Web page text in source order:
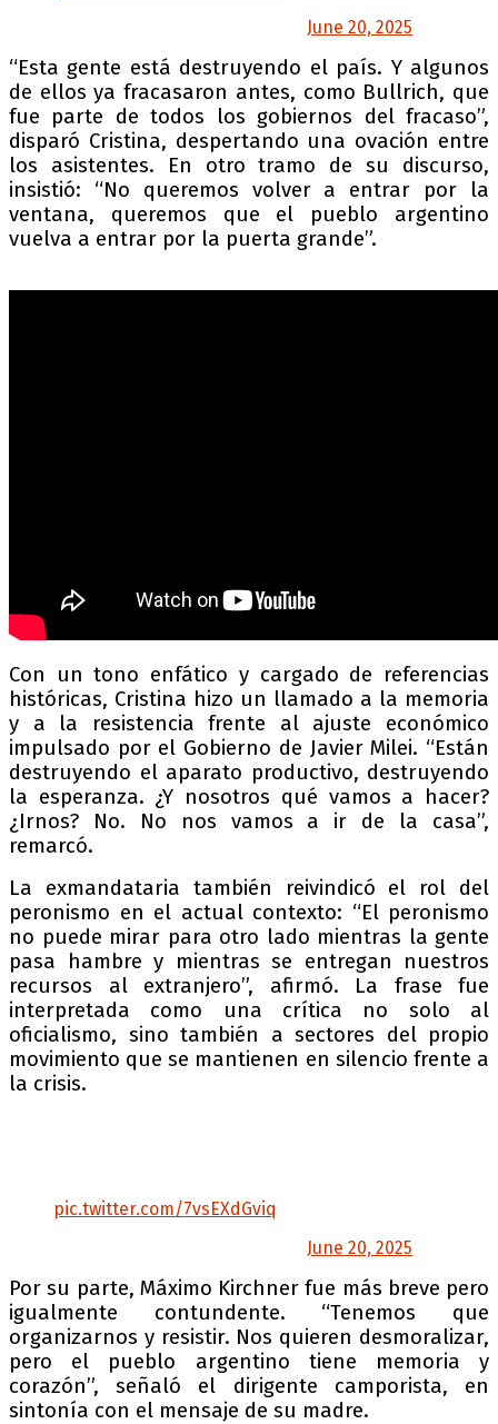
June 20, 2025
“Esta gente está destruyendo el país. Y algunos
de ellos ya fracasaron antes, como Bullrich, que
fue parte de todos los gobiernos del fracaso”,
disparó Cristina, despertando una ovación entre
los asistentes. En otro tramo de su discurso,
insistió: “No queremos volver a entrar por la
ventana, queremos que el pueblo argentino
vuelva a entrar por la puerta grande”.
Con un tono enfático y cargado de referencias
históricas, Cristina hizo un llamado a la memoria
y a la resistencia frente al ajuste económico
impulsado por el Gobierno de Javier Milei. “Están
destruyendo el aparato productivo, destruyendo
la esperanza. ¿Y nosotros qué vamos a hacer?
¿Irnos? No. No nos vamos a ir de la casa”,
remarcó.
La exmandataria también reivindicó el rol del
peronismo en el actual contexto: “El peronismo
no puede mirar para otro lado mientras la gente
pasa hambre y mientras se entregan nuestros
recursos al extranjero”, afirmó. La frase fue
interpretada como una crítica no solo al
oficialismo, sino también a sectores del propio
movimiento que se mantienen en silencio frente a
la crisis.
pic.twitter.com/7vsEXdGviq
June 20, 2025
Por su parte, Máximo Kirchner fue más breve pero
igualmente contundente. “Tenemos que
organizarnos y resistir. Nos quieren desmoralizar,
pero el pueblo argentino tiene memoria y
corazón”, señaló el dirigente camporista, en
sintonía con el mensaje de su madre.